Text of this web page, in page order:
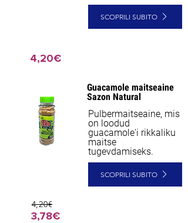
SCOPRILI SUBITO
4,20€
Guacamole maitseaine
Sazon Natural
Pulbermaitseaine, mis
on loodud
guacamole'i rikkaliku
maitse
tugevdamiseks.
SCOPRILI SUBITO
4,20€
3,78€